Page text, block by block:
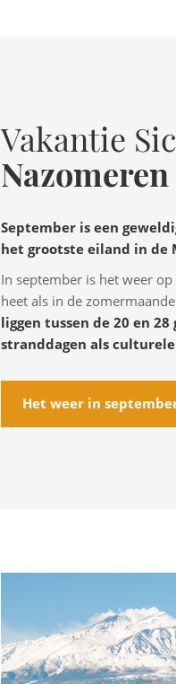
Vakantie
September is een
het grootste eiland in de
In september is het weer
heet als in de
liggen tussen de 20 en
stranddagen als
Het weer in